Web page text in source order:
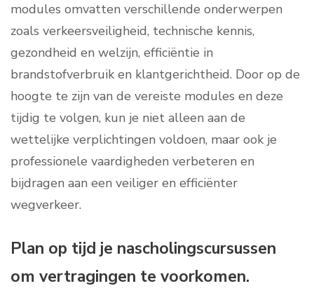
modules omvatten verschillende onderwerpen
zoals verkeersveiligheid, technische kennis,
gezondheid en welzijn, efficiëntie in
brandstofverbruik en klantgerichtheid. Door op de
hoogte te zijn van de vereiste modules en deze
tijdig te volgen, kun je niet alleen aan de
wettelijke verplichtingen voldoen, maar ook je
professionele vaardigheden verbeteren en
bijdragen aan een veiliger en efficiënter
wegverkeer.
Plan op tijd je nascholingscursussen
om vertragingen te voorkomen.